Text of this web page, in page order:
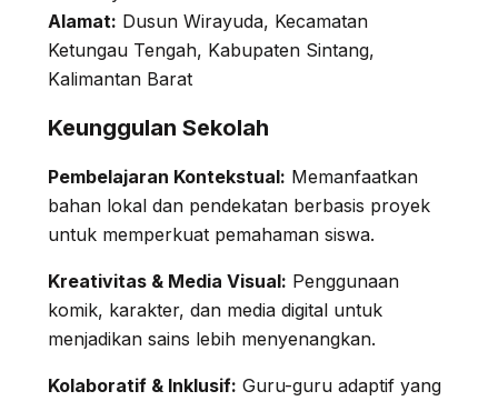
Alamat: Dusun Wirayuda, Kecamatan
Ketungau Tengah, Kabupaten Sintang,
Kalimantan Barat
Keunggulan Sekolah
Pembelajaran Kontekstual: Memanfaatkan
bahan lokal dan pendekatan berbasis proyek
untuk memperkuat pemahaman siswa.
Kreativitas & Media Visual: Penggunaan
komik, karakter, dan media digital untuk
menjadikan sains lebih menyenangkan.
Kolaboratif & Inklusif: Guru-guru adaptif yang